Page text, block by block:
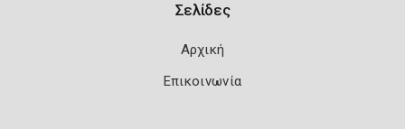
Σελίδες
Αρχική
Επικοινωνία